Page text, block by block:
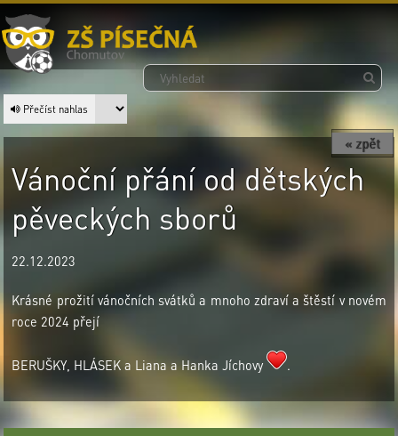
Přečíst nahlas
« zpět
Vánoční přání od dětských
pěveckých sborů
22.12.2023
Krásné prožití vánočních svátků a mnoho zdraví a štěstí v novém
roce 2024 přejí
BERUŠKY, HLÁSEK a Liana a Hanka Jíchovy .